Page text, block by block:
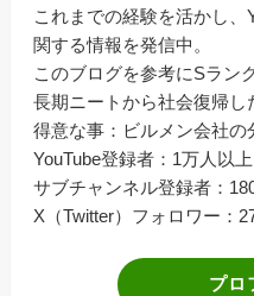
これまでの経験を活かし、
関する情報を発信中。
このブログを参考にSラン
長期ニートから社会復帰し
得意な事：ビルメン会社
YouTube登録者：1万人以上
サブチャンネル登録者：
X（Twitter）フォロワー：
プロ